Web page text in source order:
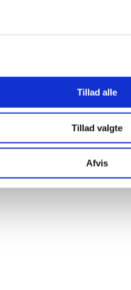
Tillad alle
Tillad valgte
Afvis